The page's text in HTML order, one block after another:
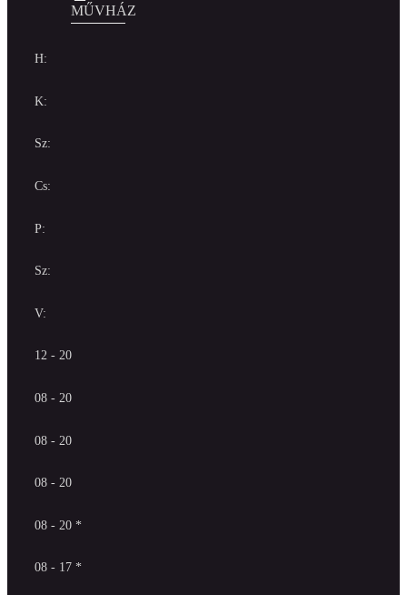
MŰVHÁZ
H:
K:
Sz:
Cs:
P:
Sz:
V:
12 - 20
08 - 20
08 - 20
08 - 20
08 - 20 *
08 - 17 *